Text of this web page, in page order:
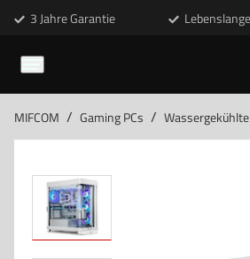
3 Jahre Garantie
MIFCOM / Gaming PCs / Wassergekühlte